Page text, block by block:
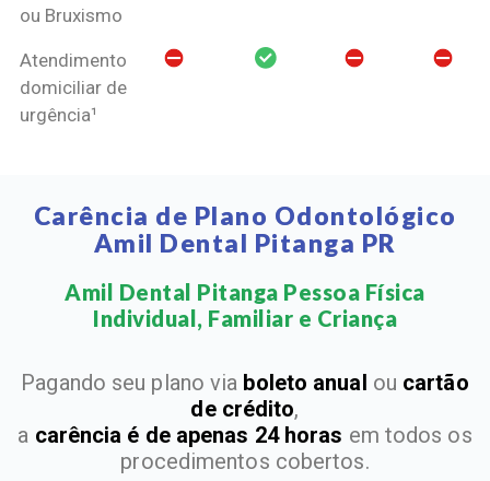
ou Bruxismo
Atendimento
domiciliar de
urgência¹
Carência de Plano Odontológico
Amil Dental Pitanga PR
Amil Dental Pitanga Pessoa Física
Individual, Familiar e Criança​
Pagando seu plano via boleto anual ou cartão
de crédito,
a carência é de apenas 24 horas em todos os
procedimentos cobertos.